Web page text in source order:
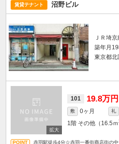
賃貸テナント 沼野ビル
ＪＲ埼京
築年月
東京都北
101 19.8万円
敷 0ヶ月 礼
1階 その他（16.5ｍ
赤羽駅徒歩4分☆赤羽一番街商店街の